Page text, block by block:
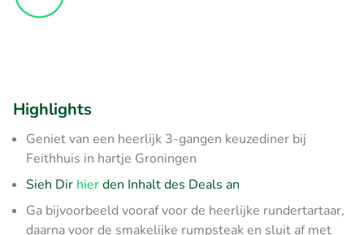
Highlights
Geniet van een heerlijk 3-gangen keuzediner bij
Feithhuis in hartje Groningen
Sieh Dir hierden Inhalt des Deals an
Ga bijvoorbeeld vooraf voor de heerlijke rundertartaar,
daarna voor de smakelijke rumpsteak en sluit af met